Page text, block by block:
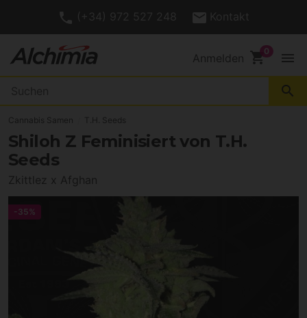
(+34) 972 527 248 Kontakt
Anmelden shopping_cart menu
search
Cannabis Samen T.H. Seeds
Shiloh Z Feminisiert von T.H.
Seeds
Zkittlez x Afghan
-35%